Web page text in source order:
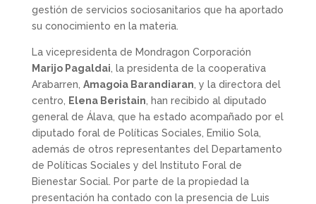
gestión de servicios sociosanitarios que ha aportado
su conocimiento en la materia.
La vicepresidenta de Mondragon Corporación
Marijo Pagaldai , la presidenta de la cooperativa
Arabarren, Amagoia Barandiaran , y la directora del
centro,
Elena Beristain , han recibido al diputado
general de Álava, que ha estado acompañado por el
diputado foral de Políticas Sociales, Emilio Sola,
además de otros representantes del Departamento
de Políticas Sociales y del Instituto Foral de
Bienestar Social. Por parte de la propiedad la
presentación ha contado con la presencia de Luis